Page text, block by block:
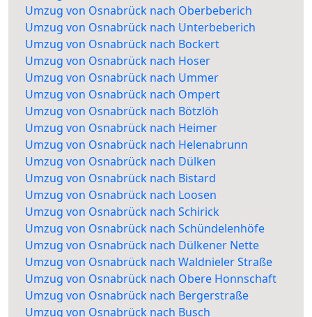
Umzug von Osnabrück nach Oberbeberich
Umzug von Osnabrück nach Unterbeberich
Umzug von Osnabrück nach Bockert
Umzug von Osnabrück nach Hoser
Umzug von Osnabrück nach Ummer
Umzug von Osnabrück nach Ompert
Umzug von Osnabrück nach Bötzlöh
Umzug von Osnabrück nach Heimer
Umzug von Osnabrück nach Helenabrunn
Umzug von Osnabrück nach Dülken
Umzug von Osnabrück nach Bistard
Umzug von Osnabrück nach Loosen
Umzug von Osnabrück nach Schirick
Umzug von Osnabrück nach Schündelenhöfe
Umzug von Osnabrück nach Dülkener Nette
Umzug von Osnabrück nach Waldnieler Straße
Umzug von Osnabrück nach Obere Honnschaft
Umzug von Osnabrück nach Bergerstraße
Umzug von Osnabrück nach Busch